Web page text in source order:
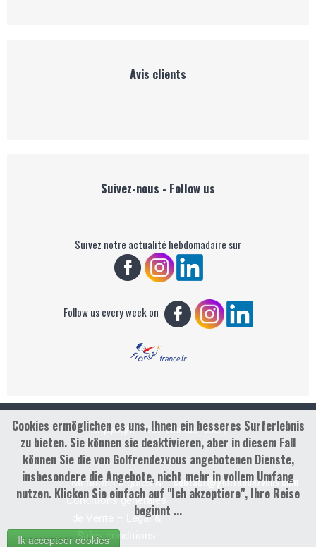
Avis clients
Suivez-nous - Follow us
Suivez notre actualité hebdomadaire sur
Follow us every week on
Copyright : Golf Rendez-vous
Mentions légales &
Conditions générales
de Vente – Legal &
Sales conditions
contact@golfrendezvous.com
Cookies ermöglichen es uns, Ihnen ein besseres Surferlebnis
zu bieten. Sie können sie deaktivieren, aber in diesem Fall
können Sie die von Golfrendezvous angebotenen Dienste,
insbesondere die Angebote, nicht mehr in vollem Umfang
nutzen. Klicken Sie einfach auf "Ich akzeptiere", Ihre Reise
beginnt ...
Ik accepteer cookies